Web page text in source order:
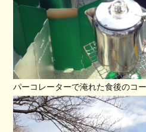
パーコレーターで淹れた食後のコ